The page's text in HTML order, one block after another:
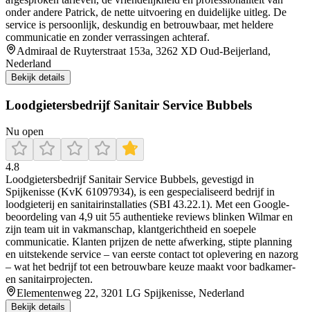
onder andere Patrick, de nette uitvoering en duidelijke uitleg. De
service is persoonlijk, deskundig en betrouwbaar, met heldere
communicatie en zonder verrassingen achteraf.
Admiraal de Ruyterstraat 153a, 3262 XD Oud-Beijerland,
Nederland
Bekijk details
Loodgietersbedrijf Sanitair Service Bubbels
Nu open
4.8
Loodgietersbedrijf Sanitair Service Bubbels, gevestigd in
Spijkenisse (KvK 61097934), is een gespecialiseerd bedrijf in
loodgieterij en sanitairinstallaties (SBI 43.22.1). Met een Google-
beoordeling van 4,9 uit 55 authentieke reviews blinken Wilmar en
zijn team uit in vakmanschap, klantgerichtheid en soepele
communicatie. Klanten prijzen de nette afwerking, stipte planning
en uitstekende service – van eerste contact tot oplevering en nazorg
– wat het bedrijf tot een betrouwbare keuze maakt voor badkamer-
en sanitairprojecten.
Elementenweg 22, 3201 LG Spijkenisse, Nederland
Bekijk details